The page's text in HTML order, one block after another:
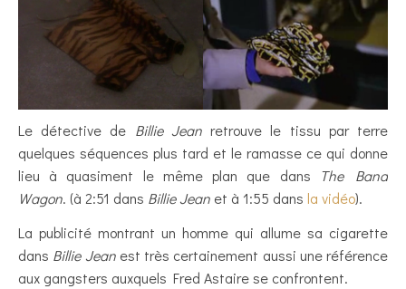
Le détective de Billie Jeanretrouve le tissu par terre
quelques séquences plus tard et le ramasse ce qui donne
lieu à quasiment le même plan que dans
The Band
Wagon. (à 2:51 dans Billie Jean et à 1:55 dans la vidéo).
La publicité montrant un homme qui allume sa cigarette
dans Billie Jeanest très certainement aussi une référence
aux gangsters auxquels Fred Astaire se confrontent.